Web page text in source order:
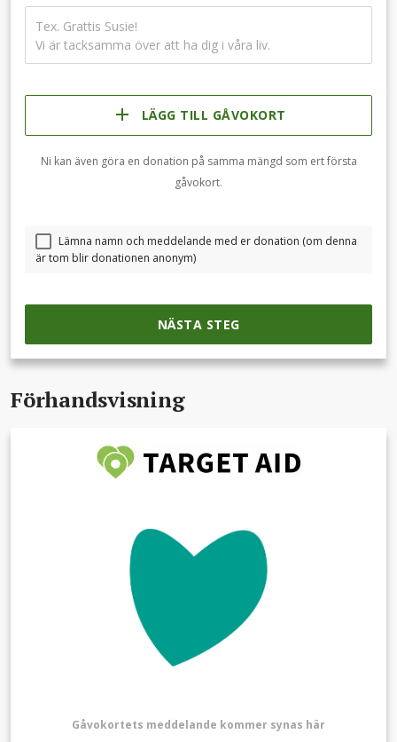
Förhandsvisning
Gåvokortets meddelande kommer synas här
LÄGG TILL GÅVOKORT
Ni kan även göra en donation på samma mängd som ert första
gåvokort.
Lämna namn och meddelande med er donation (om denna
är tom blir donationen anonym)
NÄSTA STEG